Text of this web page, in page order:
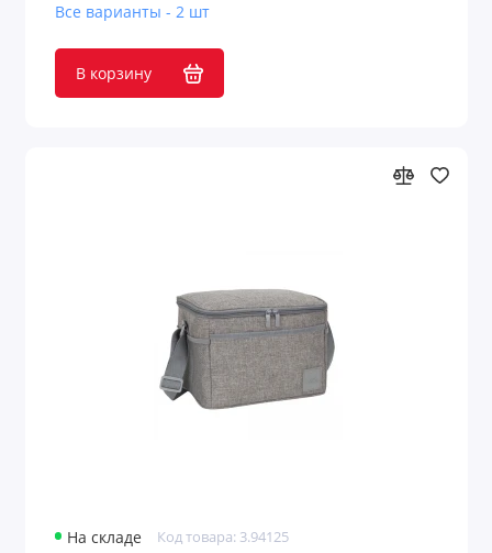
Все варианты - 2 шт
В корзину
На складе Код товара: 3.94125